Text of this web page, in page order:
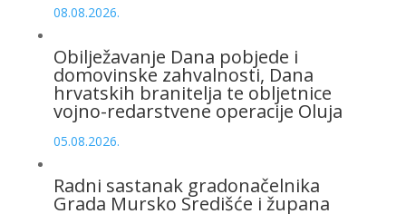
08.08.2026.
Obilježavanje Dana pobjede i
domovinske zahvalnosti, Dana
hrvatskih branitelja te obljetnice
vojno-redarstvene operacije Oluja
05.08.2026.
Radni sastanak gradonačelnika
Grada Mursko Središće i župana